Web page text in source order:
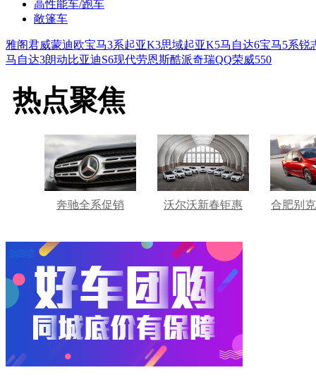
高性能车/跑车
敞篷车
雅阁君威蒙迪欧宝马3系起亚K3思域起亚K5马自达6宝马5系锐
马自达3朗动比亚迪S6现代劳恩斯酷派奇瑞QQ荣威550
热点聚焦
奔驰全系促销 沃尔沃新春钜惠 合肥别